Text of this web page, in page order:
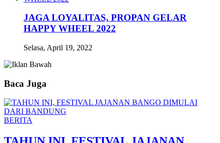
JAGA LOYALITAS, PROPAN GELAR
HAPPY WHEEL 2022
Selasa, April 19, 2022
Baca Juga
BERITA